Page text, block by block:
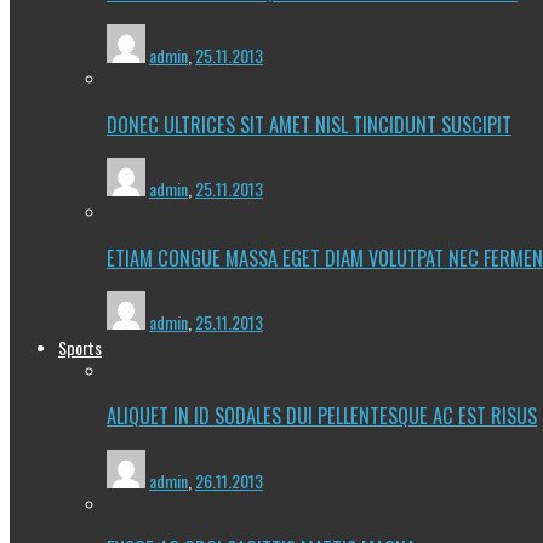
admin,25.11.2013
DONEC ULTRICES SIT AMET NISL TINCIDUNT SUSCIPIT
admin 25.11.2013
ETIAM CONGUE MASSA EGET DIAM VOLUTPAT NEC
admin 25.11.2013
Sports
ALIQUET IN ID SODALES DUI PELLENTESQUE AC EST RISUS
admin 26.11.2013